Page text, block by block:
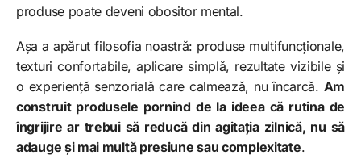
produse poate deveni obositor mental.
Așa a apărut filosofia noastră: produse multifuncționale,
texturi confortabile, aplicare simplă, rezultate vizibile și
o experiență senzorială care calmează, nu încarcă. Am
construit produsele pornind de la ideea că rutina de
îngrijire ar trebui să reducă din agitația zilnică, nu să
adauge și mai multă presiune sau complexitate.